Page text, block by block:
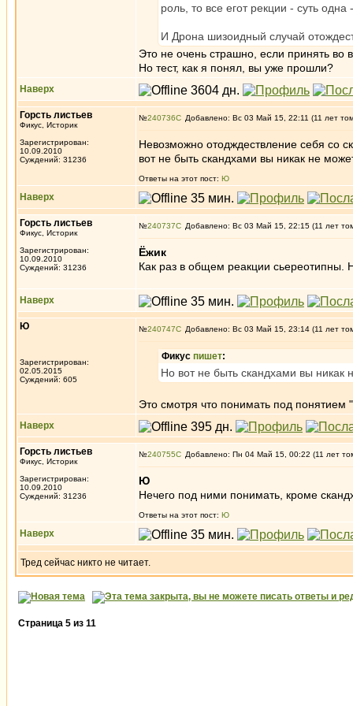
роль, то все егот рекции - суть
И Дрона шизоидный случай
Это не очень страшно, если принять во
Но тест, как я понял, вы уже прошли?
Наверх
Горсть листьев
Фикус, Историк
Зарегистрирован:
10.09.2010
Суждений: 31236
№240736 Добавлено: Вс 03 Май 15, 22:11 (11 лет
Невозможно отодждествление себя со
вот не быть скандхами вы никак не
Ответы на этот пост: Ю
Наверх
Горсть листьев
Фикус, Историк
Зарегистрирован:
10.09.2010
Суждений: 31236
№240737 Добавлено: Вс 03 Май 15, 22:15 (11 лет
Ёжик
Как раз в общем реакции сьереотипны.
Наверх
Ю
Зарегистрирован:
02.05.2015
Суждений: 605
№240747 Добавлено: Вс 03 Май 15, 23:14 (11 лет
Фикус пишет:
Но вот не быть скандхами вы никак
Это смотря что понимать под
Наверх
Горсть листьев
Фикус, Историк
Зарегистрирован:
10.09.2010
Суждений: 31236
№240755 Добавлено: Пн 04 Май 15, 00:22 (11 лет
Ю
Нечего под ними понимать, кроме
Ответы на этот пост: Ю
Наверх
Тред сейчас никто не читает.
Страница 5 из 11